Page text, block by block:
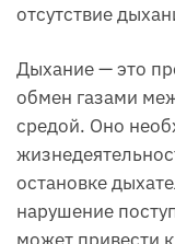
отсутствие
Дыхание — это
обмен газами
средой. Оно
остановке
нарушение